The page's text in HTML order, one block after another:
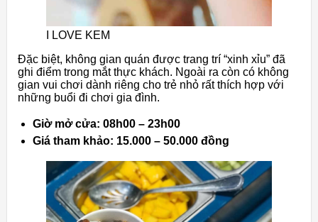
I LOVE KEM
Đặc biệt, không gian quán được trang trí “xinh xỉu” đã
ghi điểm trong mắt thực khách. Ngoài ra còn có không
gian vui chơi dành riêng cho trẻ nhỏ rất thích hợp với
những buổi đi chơi gia đình.
Giờ mở cửa: 08h00 – 23h00
Giá tham khảo: 15.000 – 50.000 đồng